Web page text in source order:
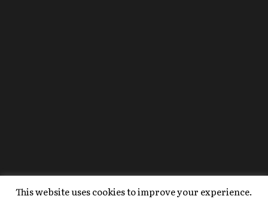
This website uses cookies to improve your experience.